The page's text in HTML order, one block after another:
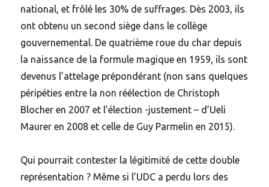
national, et frôlé les 30% de suffrages. Dès 2003, ils
ont obtenu un second siège dans le collège
gouvernemental. De quatrième roue du char depuis
la naissance de la formule magique en 1959, ils sont
devenus l’attelage prépondérant (non sans quelques
péripéties entre la non réélection de Christoph
Blocher en 2007 et l’élection -justement – d’Ueli
Maurer en 2008 et celle de Guy Parmelin en 2015).
Qui pourrait contester la légitimité de cette double
représentation ? Même si l’UDC a perdu lors des